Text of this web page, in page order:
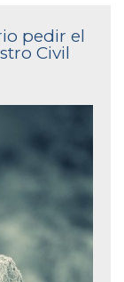
pedir el
Civil